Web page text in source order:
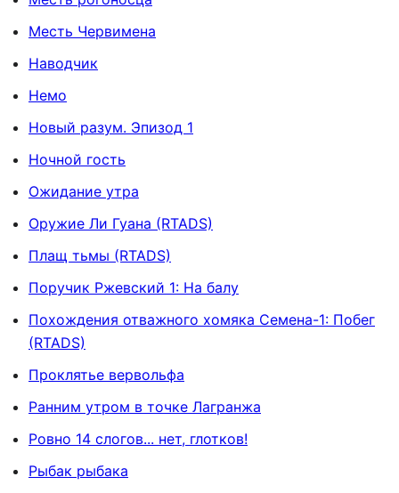
Месть Червимена
Наводчик
Немо
Новый разум. Эпизод 1
Ночной гость
Ожидание утра
Оружие Ли Гуана (RTADS)
Плащ тьмы (RTADS)
Поручик Ржевский 1: На балу
Похождения отважного хомяка Семена-1: Побег
(RTADS)
Проклятье вервольфа
Ранним утром в точке Лагранжа
Ровно 14 слогов... нет, глотков!
Рыбак рыбака